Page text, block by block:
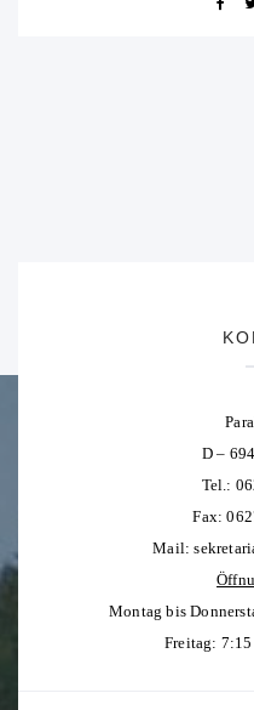
D –
Tel.:
Fax:
Mail:
Montag bis
Freitag: